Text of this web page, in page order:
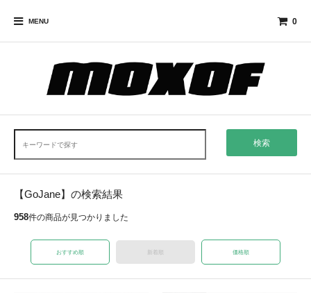
MENU 0
検索
【GoJane】の検索結果
958件の商品が見つかりました
おすすめ順 新着順 価格順